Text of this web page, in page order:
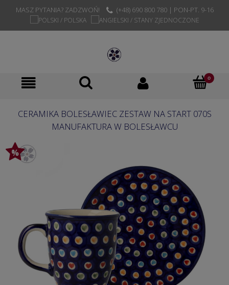
MASZ PYTANIA? ZADZWOŃ! (+48) 690 800 780 | PON-PT. 9-16
CERAMIKA BOLESŁAWIEC ZESTAW NA START 070S
MANUFAKTURA W BOLESŁAWCU